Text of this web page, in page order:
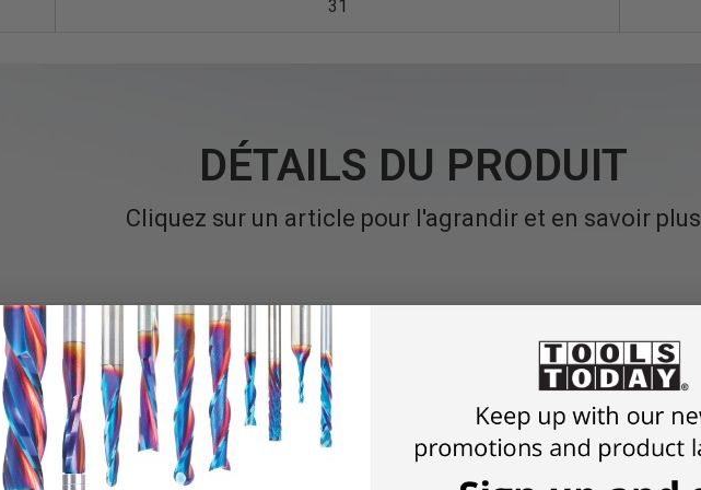
31
DÉTAILS DU PRODUIT
Cliquez sur un article pour l'agrandir et en savoir plus
D'ENTRAÎNEMENT À FENTE MAX
Tipped